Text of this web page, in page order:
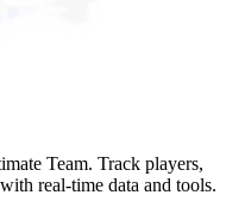
Team. Track players,
real-time data and tools.